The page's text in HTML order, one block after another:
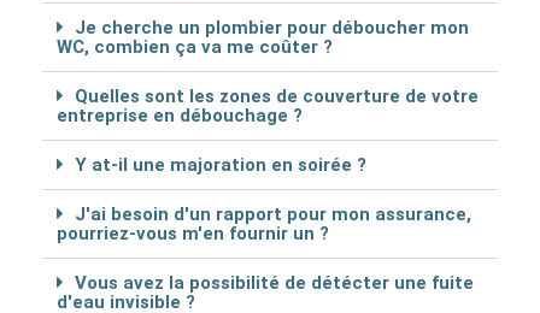
Je cherche un plombier pour déboucher mon
WC, combien ça va me coûter ?
Quelles sont les zones de couverture de votre
entreprise en débouchage ?
Y at-il une majoration en soirée ?
J'ai besoin d'un rapport pour mon assurance,
pourriez-vous m'en fournir un ?
Vous avez la possibilité de détécter une fuite
d'eau invisible ?